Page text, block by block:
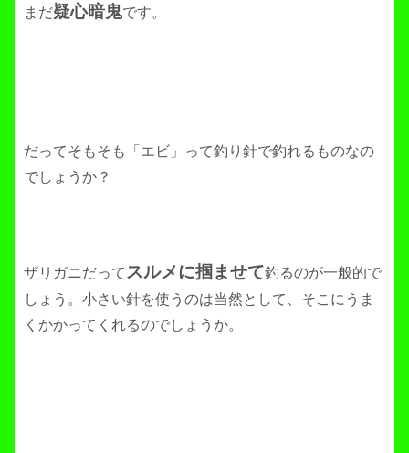
まだ疑心暗鬼です。
だってそもそも「エビ」って釣り針で釣れるものなの
でしょうか？
ザリガニだって スルメに掴ませて釣るのが一般的で
しょう。小さい針を使うのは当然として、そこにうま
くかかってくれるのでしょうか。